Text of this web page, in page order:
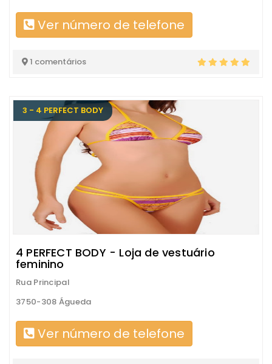
Ver número de telefone
1 comentários
3 - 4 PERFECT BODY
4 PERFECT BODY - Loja de vestuário
feminino
Rua Principal
3750-308 Águeda
Ver número de telefone